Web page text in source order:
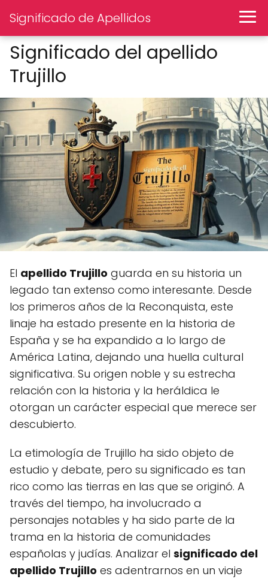
Significado de Apellidos
Significado del apellido
Trujillo
El apellido Trujillo guarda en su historia un
legado tan extenso como interesante. Desde
los primeros años de la Reconquista, este
linaje ha estado presente en la historia de
España y se ha expandido a lo largo de
América Latina, dejando una huella cultural
significativa. Su origen noble y su estrecha
relación con la historia y la heráldica le
otorgan un carácter especial que merece ser
descubierto.
La etimología de Trujillo ha sido objeto de
estudio y debate, pero su significado es tan
rico como las tierras en las que se originó. A
través del tiempo, ha involucrado a
personajes notables y ha sido parte de la
trama en la historia de comunidades
españolas y judías. Analizar el significado del
apellido Trujillo es adentrarnos en un viaje